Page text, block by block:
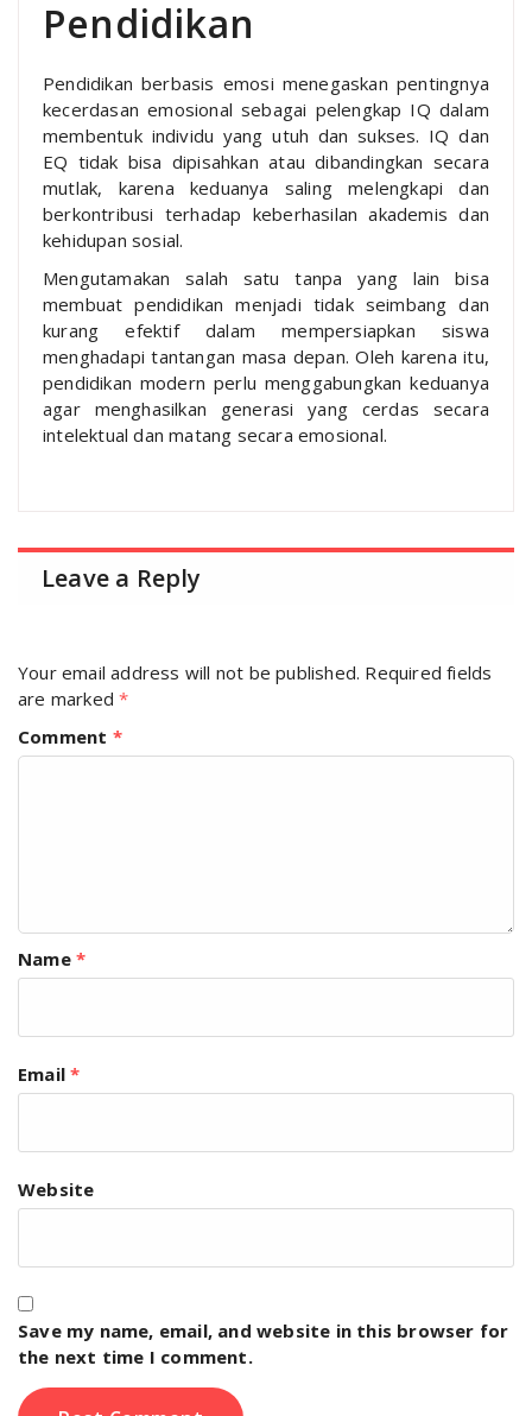
Pendidikan
Pendidikan berbasis emosi menegaskan pentingnya
kecerdasan emosional sebagai pelengkap IQ dalam
membentuk individu yang utuh dan sukses. IQ dan
EQ tidak bisa dipisahkan atau dibandingkan secara
mutlak, karena keduanya saling melengkapi dan
berkontribusi terhadap keberhasilan akademis dan
kehidupan sosial.
Mengutamakan salah satu tanpa yang lain bisa
membuat pendidikan menjadi tidak seimbang dan
kurang efektif dalam mempersiapkan siswa
menghadapi tantangan masa depan. Oleh karena itu,
pendidikan modern perlu menggabungkan keduanya
agar menghasilkan generasi yang cerdas secara
intelektual dan matang secara emosional.
Leave a Reply
Your email address will not be published. Required fields
are marked*
Comment *
Name *
Email*
Website
Save my name, email, and website in this browser for
the next time I comment.